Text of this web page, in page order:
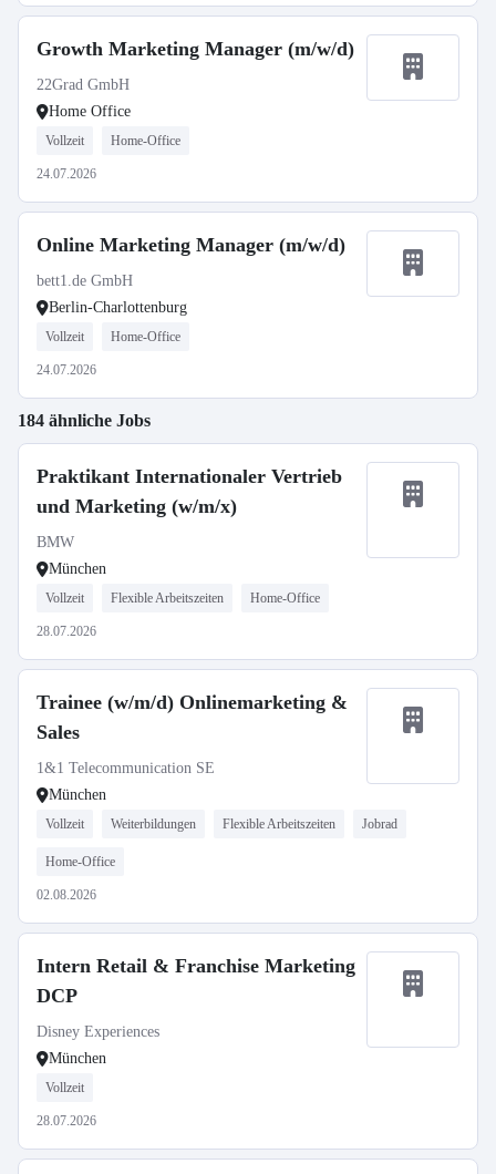
Growth Marketing Manager (m/w/d)
22Grad GmbH
Home Office
Vollzeit Home-Office
24.07.2026
Online Marketing Manager (m/w/d)
bett1.de GmbH
Berlin-Charlottenburg
Vollzeit Home-Office
24.07.2026
184 ähnliche Jobs
Praktikant Internationaler Vertrieb
und Marketing (w/m/x)
BMW
München
Vollzeit Flexible Arbeitszeiten Home-Office
28.07.2026
Trainee (w/m/d) Onlinemarketing &
Sales
1&1 Telecommunication SE
München
Vollzeit Weiterbildungen Flexible Arbeitszeiten Jobrad
Home-Office
02.08.2026
Intern Retail & Franchise Marketing
DCP
Disney Experiences
München
Vollzeit
28.07.2026